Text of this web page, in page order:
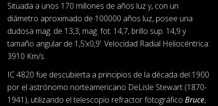
Situada a unos 170 millones de años luz y, con un
diámetro aproximado de 100000 años luz, posee una
dudosa mag. de 13,3, mag. fot. 14,7, brillo sup. 14,9 y
tamaño angular de 1,5’x0,9’. Velocidad Radial Heliocéntrica:
3910 Km/s.
IC 4820 fue descubierta a principios de la década del 1900
por el astrónomo norteamericano DeLisle Stewart (1870-
1941), utilizando el telescopio refractor fotográfico Bruce,